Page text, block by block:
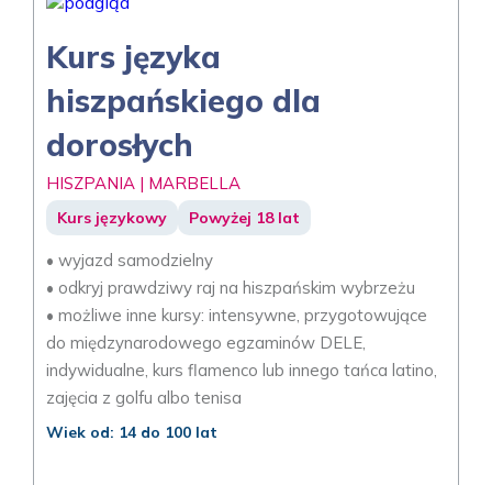
Kurs języka
hiszpańskiego dla
dorosłych
HISZPANIA | MARBELLA
Kurs językowy Powyżej 18 lat
• wyjazd samodzielny
• odkryj prawdziwy raj na hiszpańskim wybrzeżu
• możliwe inne kursy: intensywne, przygotowujące
do międzynarodowego egzaminów DELE,
indywidualne, kurs flamenco lub innego tańca latino,
zajęcia z golfu albo tenisa
Wiek od: 14 do 100 lat